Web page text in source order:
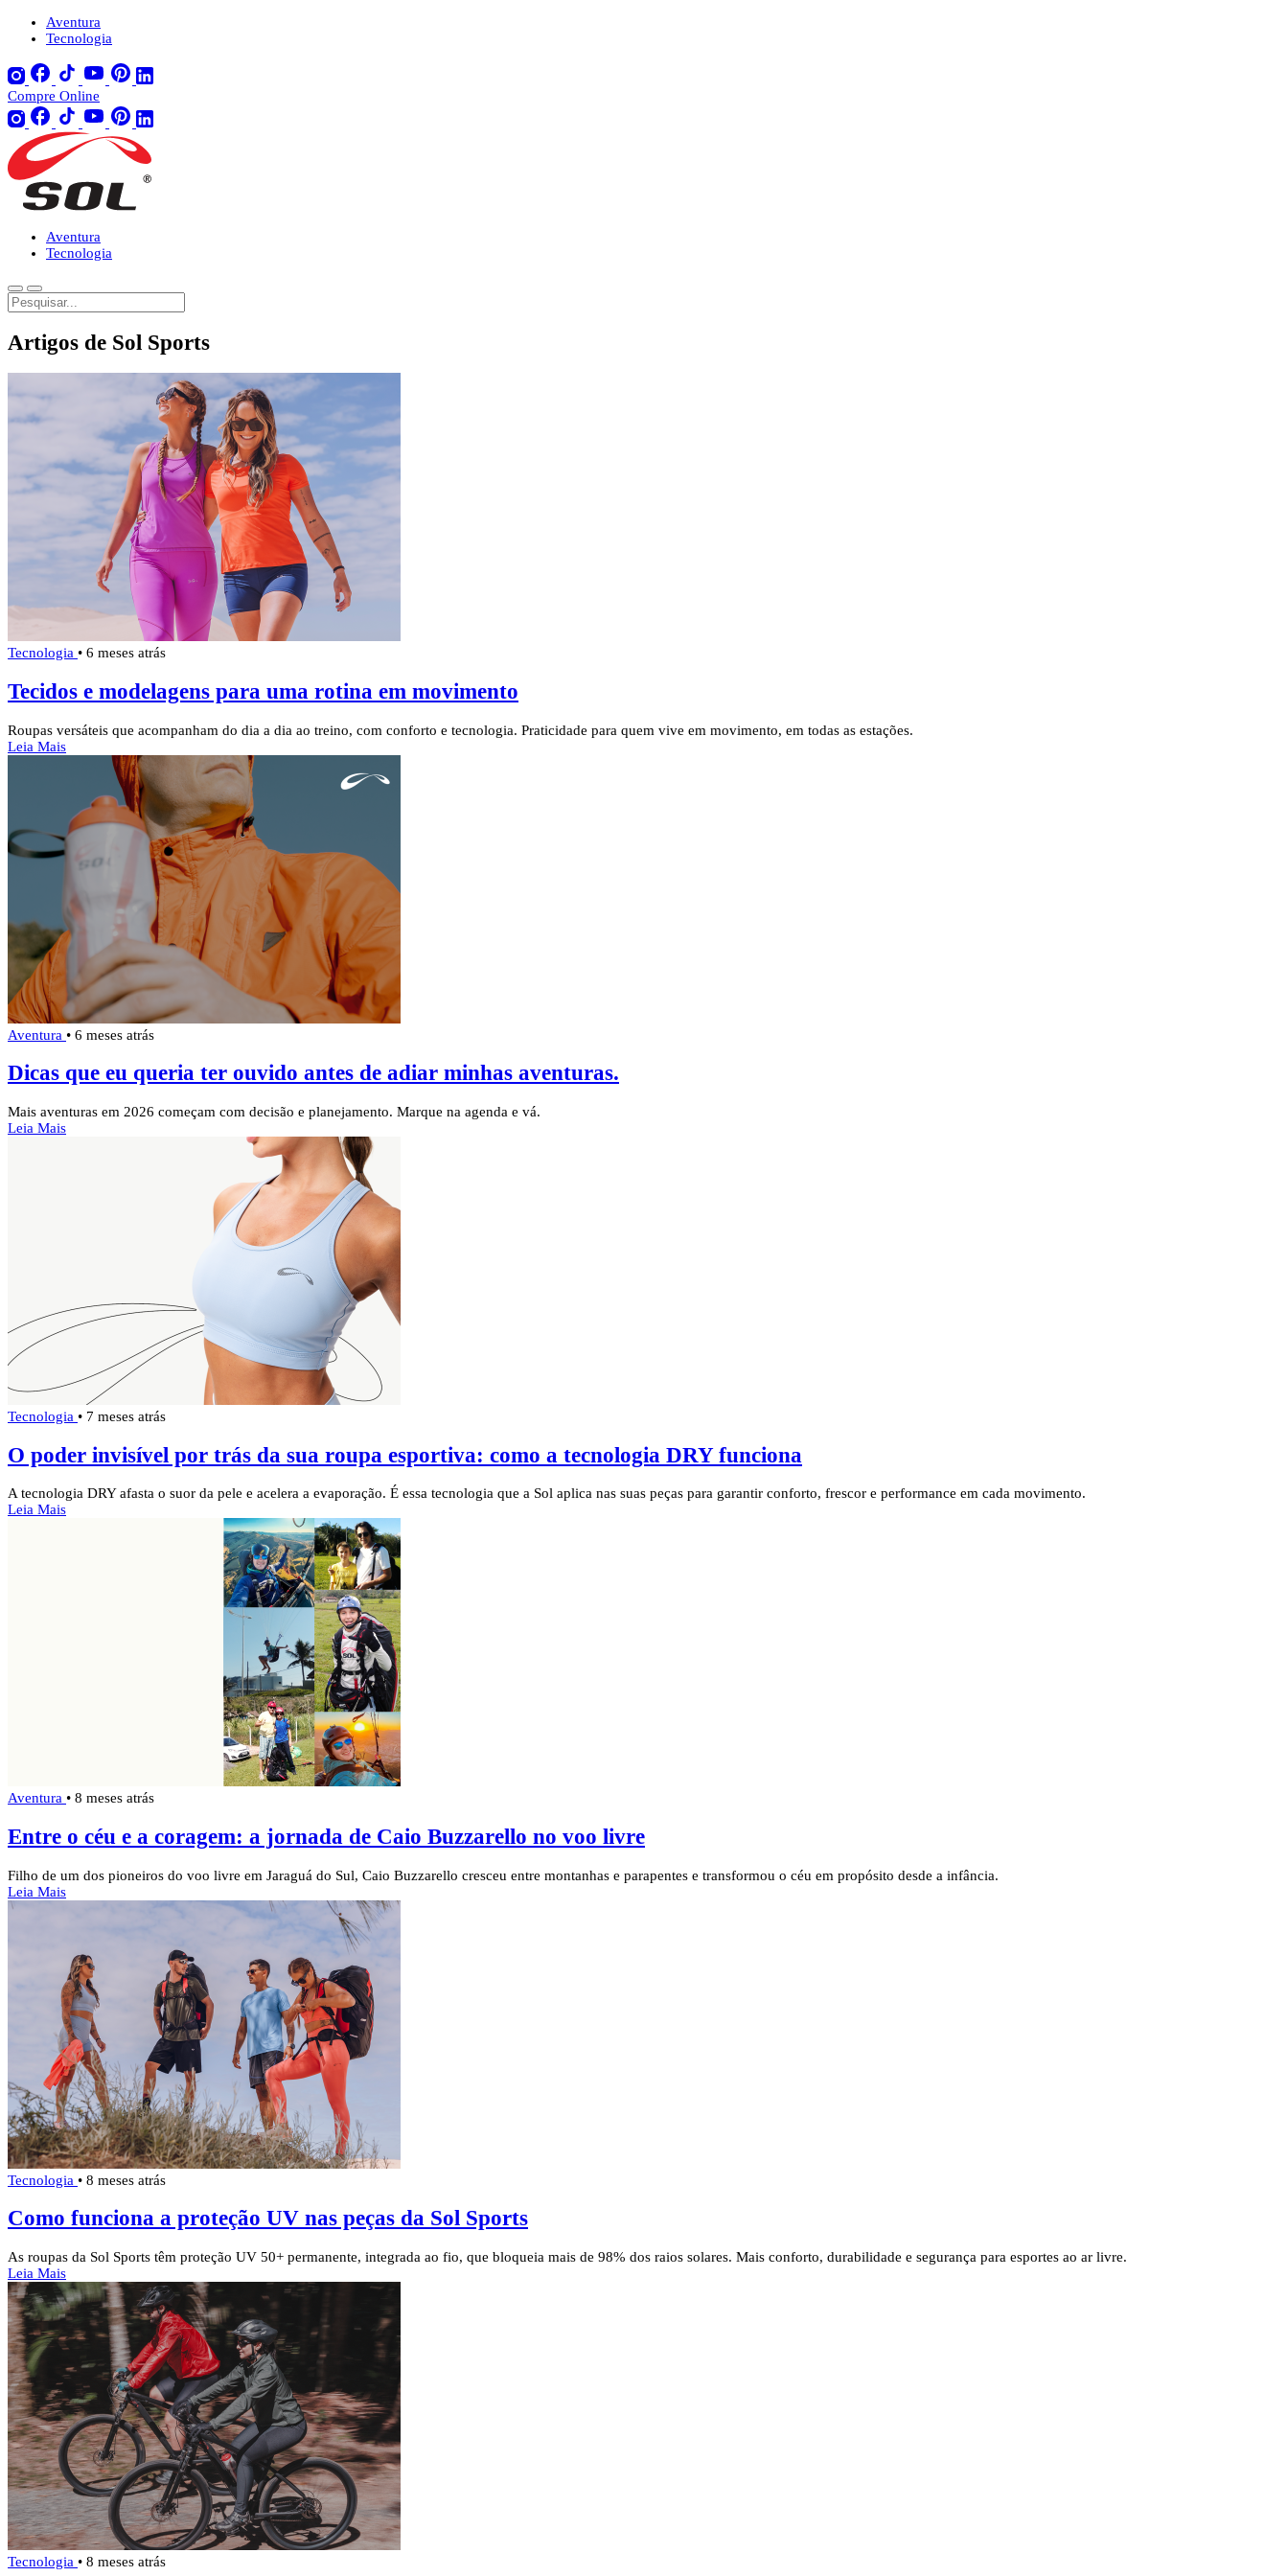
Aventura
Tecnologia
Compre Online
Aventura
Tecnologia
Artigos de Sol Sports
Tecnologia • 6 meses atrás
Tecidos e modelagens para uma rotina em movimento
Roupas versáteis que acompanham do dia a dia ao treino, com conforto e tecnologia. Praticidade para quem vive em movimento, em todas as estações.
Leia Mais
Aventura • 6 meses atrás
Dicas que eu queria ter ouvido antes de adiar minhas aventuras.
Mais aventuras em 2026 começam com decisão e planejamento. Marque na agenda e vá.
Leia Mais
Tecnologia • 7 meses atrás
O poder invisível por trás da sua roupa esportiva: como a tecnologia DRY funciona
A tecnologia DRY afasta o suor da pele e acelera a evaporação. É essa tecnologia que a Sol aplica nas suas peças para garantir conforto, frescor e performance em cada movimento.
Leia Mais
Aventura • 8 meses atrás
Entre o céu e a coragem: a jornada de Caio Buzzarello no voo livre
Filho de um dos pioneiros do voo livre em Jaraguá do Sul, Caio Buzzarello cresceu entre montanhas e parapentes e transformou o céu em propósito desde a infância.
Leia Mais
Tecnologia • 8 meses atrás
Como funciona a proteção UV nas peças da Sol Sports
As roupas da Sol Sports têm proteção UV 50+ permanente, integrada ao fio, que bloqueia mais de 98% dos raios solares. Mais conforto, durabilidade e segurança para esportes ao ar livre.
Leia Mais
Tecnologia • 8 meses atrás